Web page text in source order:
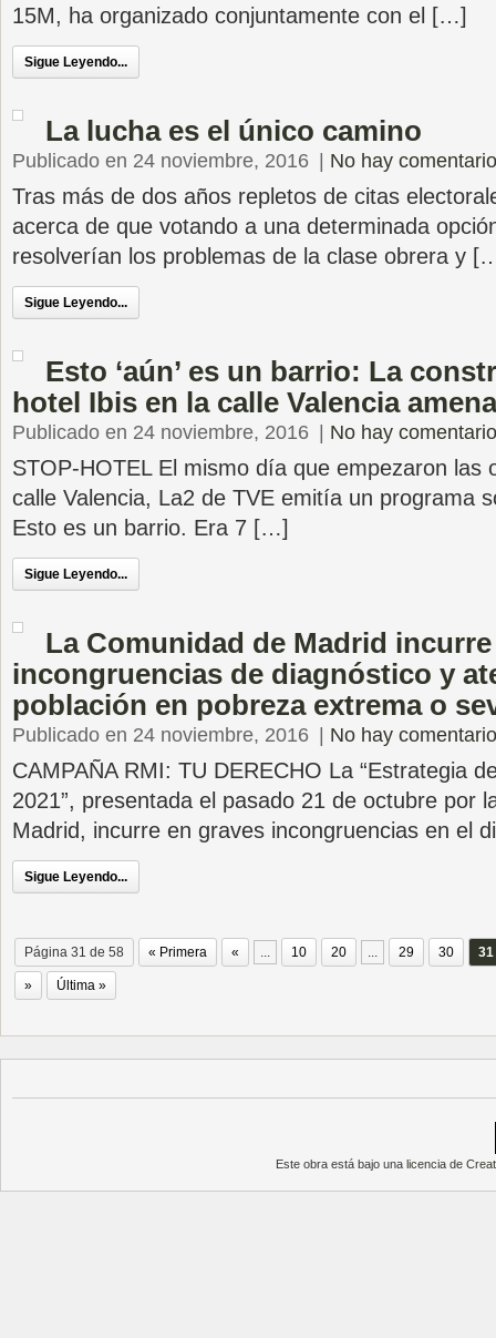
15M, ha organizado conjuntamente con el […]
Sigue Leyendo...
La lucha es el único camino
Publicado en 24 noviembre, 2016 No hay
Tras más de dos años repletos de citas
acerca de que votando a una determinada
resolverían los problemas de la clase obrera y
Sigue Leyendo...
Esto ‘aún’ es un barrio: La
hotel Ibis en la calle Valencia
Publicado en 24 noviembre, 2016 No hay
STOP-HOTEL El mismo día que empezaron las
calle Valencia, La2 de TVE emitía un programa
Esto es un barrio. Era 7 […]
Sigue Leyendo...
La Comunidad de Madrid
incongruencias de diagnóstico y
población en pobreza extrema o
Publicado en 24 noviembre, 2016 No hay
CAMPAÑA RMI: TU DERECHO La “Estrategia
2021”, presentada el pasado 21 de octubre por
Madrid, incurre en graves incongruencias en el
Sigue Leyendo...
Página 31 de 58 « Primera « ... 10 20 ... 29 30 31
» Última »
Este obra está bajo unalicencia de